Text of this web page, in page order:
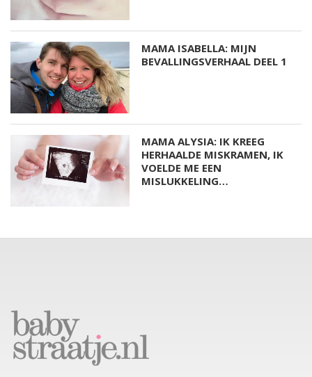
MAMA ISABELLA: MIJN
BEVALLINGSVERHAAL DEEL 1
MAMA ALYSIA: IK KREEG
HERHAALDE MISKRAMEN, IK
VOELDE ME EEN
MISLUKKELING…